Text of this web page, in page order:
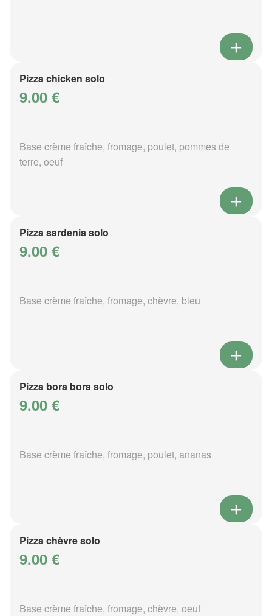
Pizza chicken solo
9.00 €
Base crème fraîche, fromage, poulet, pommes de
terre, oeuf
Pizza sardenia solo
9.00 €
Base crème fraîche, fromage, chèvre, bleu
Pizza bora bora solo
9.00 €
Base crème fraîche, fromage, poulet, ananas
Pizza chèvre solo
9.00 €
Base crème fraîche, fromage, chèvre, oeuf